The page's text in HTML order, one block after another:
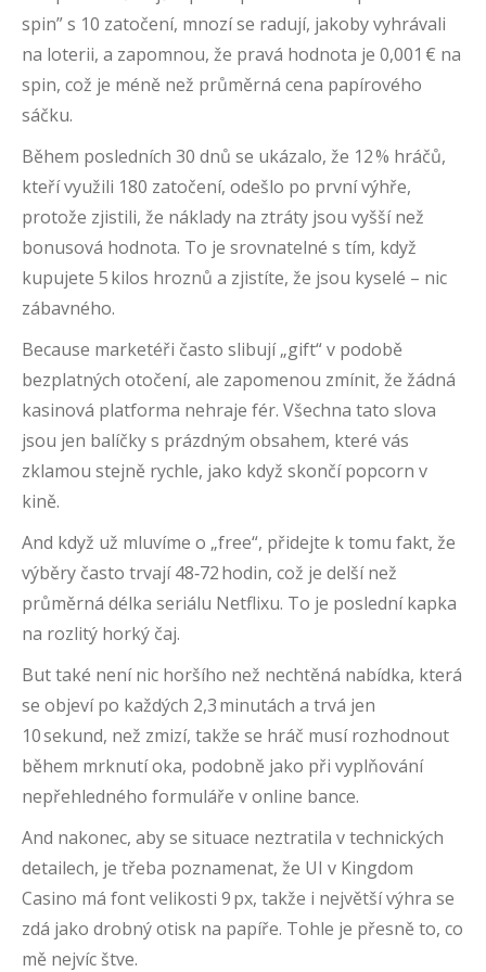
spin” s 10 zatočení, mnozí se radují, jakoby vyhrávali
na loterii, a zapomnou, že pravá hodnota je 0,001 € na
spin, což je méně než průměrná cena papírového
sáčku.
Během posledních 30 dnů se ukázalo, že 12 % hráčů,
kteří využili 180 zatočení, odešlo po první výhře,
protože zjistili, že náklady na ztráty jsou vyšší než
bonusová hodnota. To je srovnatelné s tím, když
kupujete 5 kilos hroznů a zjistíte, že jsou kyselé – nic
zábavného.
Because marketéři často slibují „gift“ v podobě
bezplatných otočení, ale zapomenou zmínit, že žádná
kasinová platforma nehraje fér. Všechna tato slova
jsou jen balíčky s prázdným obsahem, které vás
zklamou stejně rychle, jako když skončí popcorn v
kině.
And když už mluvíme o „free“, přidejte k tomu fakt, že
výběry často trvají 48‑72 hodin, což je delší než
průměrná délka seriálu Netflixu. To je poslední kapka
na rozlitý horký čaj.
But také není nic horšího než nechtěná nabídka, která
se objeví po každých 2,3 minutách a trvá jen
10 sekund, než zmizí, takže se hráč musí rozhodnout
během mrknutí oka, podobně jako při vyplňování
nepřehledného formuláře v online bance.
And nakonec, aby se situace neztratila v technických
detailech, je třeba poznamenat, že UI v Kingdom
Casino má font velikosti 9 px, takže i největší výhra se
zdá jako drobný otisk na papíře. Tohle je přesně to, co
mě nejvíc štve.